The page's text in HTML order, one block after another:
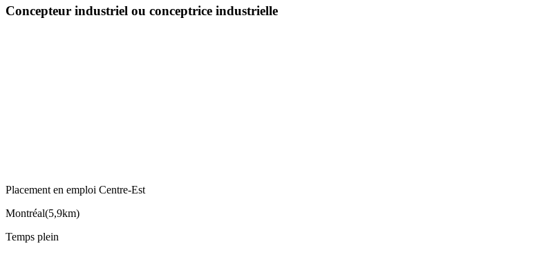
Concepteur industriel ou conceptrice industrielle
Placement en emploi Centre-Est
Montréal(5,9km)
Temps plein